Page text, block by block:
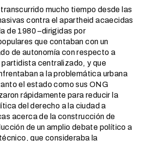
mucho tiempo desde las
contra el apartheid acaecidas
de 1980 –dirigidas por
que contaban con un
de autonomía con respecto a
centralizado, y que
a la problemática urbana
el estado como sus ONG
rápidamente para reducir la
del derecho a la ciudad a
acerca de la construcción de
de un amplio debate político a
que consideraba la